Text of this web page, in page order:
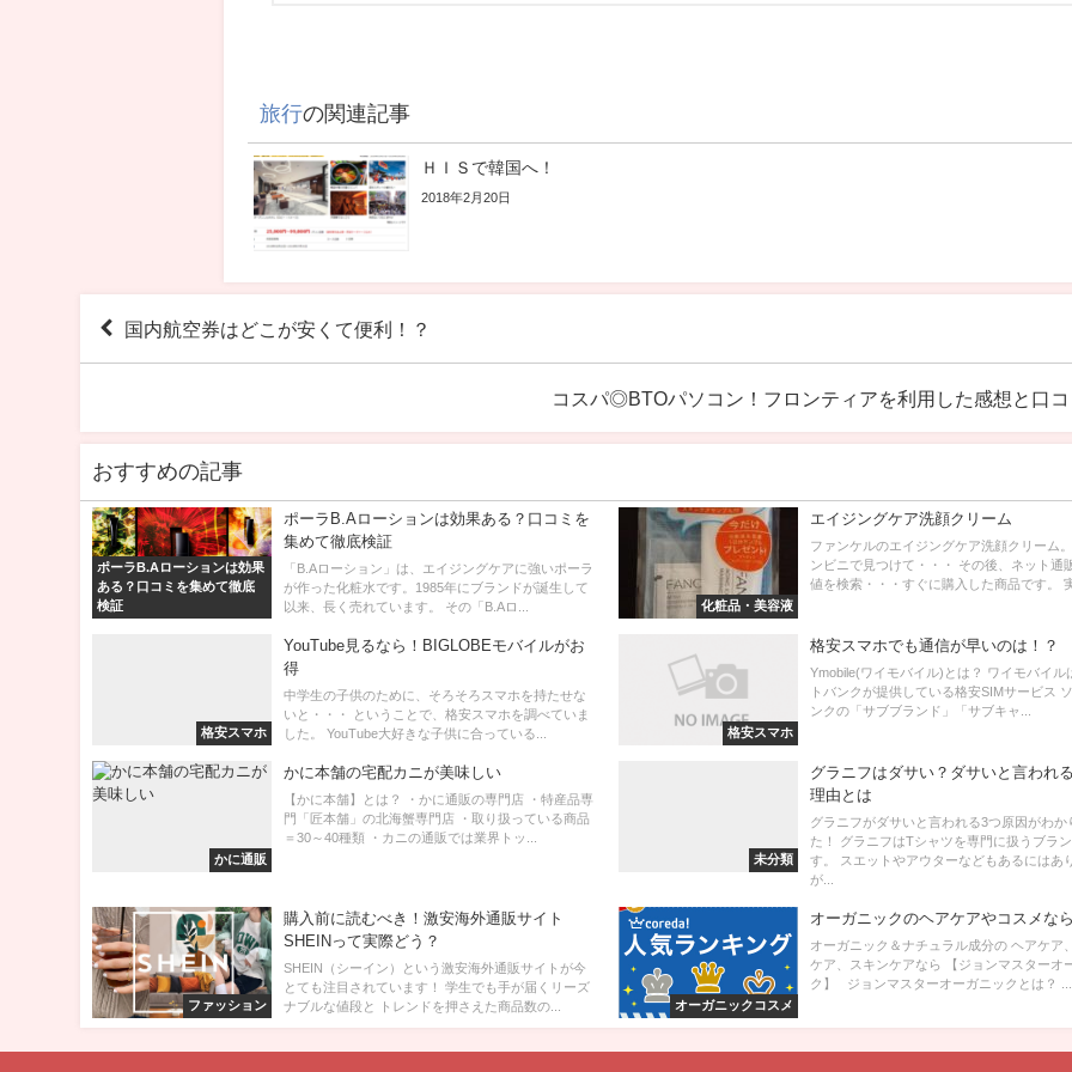
旅行の関連記事
ＨＩＳで韓国へ！
2018年2月20日
国内航空券はどこが安くて便利！？
コスパ◎BTOパソコン！フロンティアを利用した感想と口
おすすめの記事
ポーラB.Aローションは効果
ある？口コミを集めて徹底
検証
ポーラB.Aローションは効果ある？口コミを
集めて徹底検証
「B.Aローション」は、エイジングケアに強いポーラ
が作った化粧水です。1985年にブランドが誕生して
以来、長く売れています。 その「B.Aロ...
化粧品・美容液
エイジングケア洗顔クリーム
ファンケルのエイジングケア洗顔クリーム
ンビニで見つけて・・・ その後、ネット通
値を検索・・・すぐに購入した商品です。
格安スマホ
YouTube見るなら！BIGLOBEモバイルがお
得
中学生の子供のために、そろそろスマホを持たせな
いと・・・ ということで、格安スマホを調べていま
した。 YouTube大好きな子供に合っている...
格安スマホ
格安スマホでも通信が早いのは！？
Ymobile(ワイモバイル)とは？ ワイモバイル
トバンクが提供している格安SIMサービス
ンクの「サブブランド」「サブキャ...
かに通販
かに本舗の宅配カニが美味しい
【かに本舗】とは？ ・かに通販の専門店 ・特産品専
門「匠本舗」の北海蟹専門店 ・取り扱っている商品
＝30～40種類 ・カニの通販では業界トッ...
未分類
グラニフはダサい？ダサいと言われ
理由とは
グラニフがダサいと言われる3つ原因がわか
た！ グラニフはTシャツを専門に扱うブラ
す。 スエットやアウターなどもあるにはあ
が...
ファッション
購入前に読むべき！激安海外通販サイト
SHEINって実際どう？
SHEIN（シーイン）という激安海外通販サイトが今
とても注目されています！ 学生でも手が届くリーズ
ナブルな値段と トレンドを押さえた商品数の...
オーガニックコスメ
オーガニックのヘアケアやコスメな
オーガニック＆ナチュラル成分の ヘアケア
ケア、スキンケアなら 【ジョンマスターオ
ク】 ジョンマスターオーガニックとは？ ...